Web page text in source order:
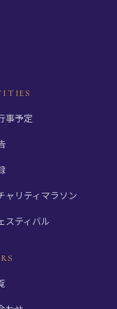
事予定
ャリティマラソン
スティバル